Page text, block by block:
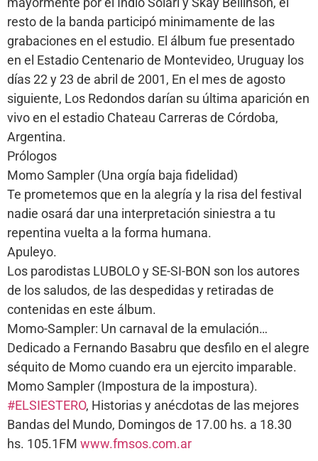
resto de la banda participó minimamente de las
grabaciones en el estudio. El álbum fue presentado
en el Estadio Centenario de Montevideo, Uruguay los
días 22 y 23 de abril de 2001, En el mes de agosto
siguiente, Los Redondos darían su última aparición en
vivo en el estadio Chateau Carreras de Córdoba,
Argentina.
Prólogos
Momo Sampler (Una orgía baja fidelidad)
Te prometemos que en la alegría y la risa del festival
nadie osará dar una interpretación siniestra a tu
repentina vuelta a la forma humana.
Apuleyo.
Los parodistas LUBOLO y SE-SI-BON son los autores
de los saludos, de las despedidas y retiradas de
contenidas en este álbum.
Momo-Sampler: Un carnaval de la emulación…
Dedicado a Fernando Basabru que desfilo en el alegre
séquito de Momo cuando era un ejercito imparable.
Momo Sampler (Impostura de la impostura).
#ELSIESTERO, Historias y anécdotas de las mejores
Bandas del Mundo, Domingos de 17.00 hs. a 18.30
hs. 105.1FM www.fmsos.com.ar